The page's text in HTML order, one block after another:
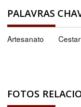
PALAVRAS
Artesanato
FOTOS